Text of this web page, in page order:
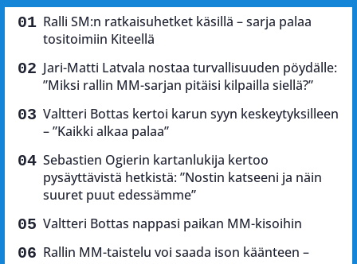
Ralli SM:n ratkaisuhetket käsillä – sarja palaa
tositoimiin Kiteellä
Jari-Matti Latvala nostaa turvallisuuden pöydälle:
”Miksi rallin MM-sarjan pitäisi kilpailla siellä?”
Valtteri Bottas kertoi karun syyn keskeytyksilleen
– ”Kaikki alkaa palaa”
Sebastien Ogierin kartanlukija kertoo
pysäyttävistä hetkistä: ”Nostin katseeni ja näin
suuret puut edessämme”
Valtteri Bottas nappasi paikan MM-kisoihin
Rallin MM-taistelu voi saada ison käänteen –